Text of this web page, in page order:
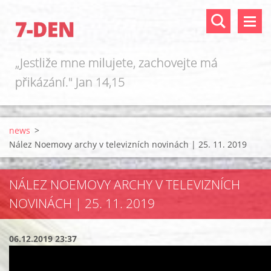
7-DEN
„Jestliže mne milujete, zachovejte má
přikázání." Jan 14,15
news >
Nález Noemovy archy v televizních novinách | 25. 11. 2019
NÁLEZ NOEMOVY ARCHY V TELEVIZNÍCH
NOVINÁCH | 25. 11. 2019
06.12.2019 23:37